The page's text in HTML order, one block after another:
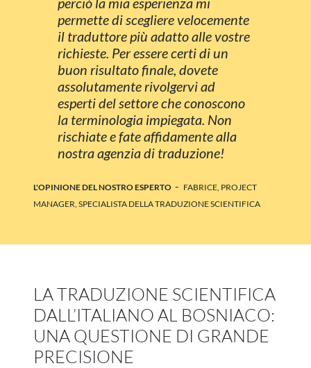
permette di scegliere velocemente
il traduttore più adatto alle vostre
richieste. Per essere certi di un
buon risultato finale, dovete
assolutamente rivolgervi ad
esperti del settore che conoscono
la terminologia impiegata. Non
rischiate e fate affidamente alla
nostra agenzia di traduzione!
L'OPINIONE DEL NOSTRO ESPERTO - FABRICE, PROJECT
MANAGER, SPECIALISTA DELLA TRADUZIONE SCIENTIFICA
LA TRADUZIONE SCIENTIFICA
DALL’ITALIANO AL BOSNIACO:
UNA QUESTIONE DI GRANDE
PRECISIONE